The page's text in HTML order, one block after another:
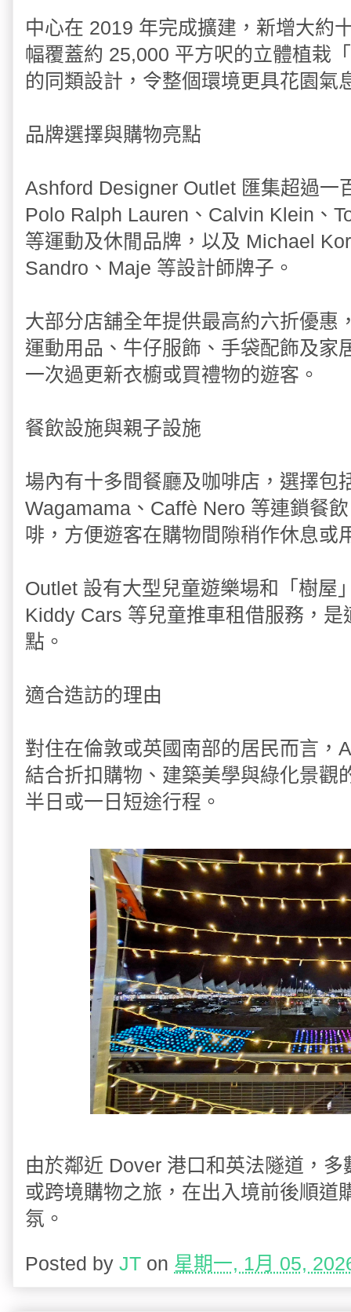
中心在 2019 年完成擴建，新增大約
幅覆蓋約 25,000 平方呎的立體植栽
的同類設計，令整個環境更具花園氣
品牌選擇與購物亮點
Ashford Designer Outlet 匯集超過一
Polo Ralph Lauren、Calvin Klein、
等運動及休閒品牌，以及 Michael
Sandro、Maje 等設計師牌子。
大部分店舖全年提供最高約六折優惠
運動用品、牛仔服飾、手袋配飾及家
一次過更新衣櫥或買禮物的遊客。
餐飲設施與親子設施
場內有十多間餐廳及咖啡店，選擇包
Wagamama、Caffè Nero 等連鎖餐
啡，方便遊客在購物間隙稍作休息或
Outlet 設有大型兒童遊樂場和「樹屋
Kiddy Cars 等兒童推車租借服務，
點。
適合造訪的理由
對住在倫敦或英國南部的居民而言，
結合折扣購物、建築美學與綠化景觀
半日或一日短途行程。
由於鄰近 Dover 港口和英法隧道，
或跨境購物之旅，在出入境前後順道
氛。
Posted by JT on 星期一, 1月 05,